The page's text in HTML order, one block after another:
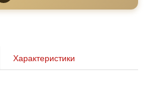
Характеристики